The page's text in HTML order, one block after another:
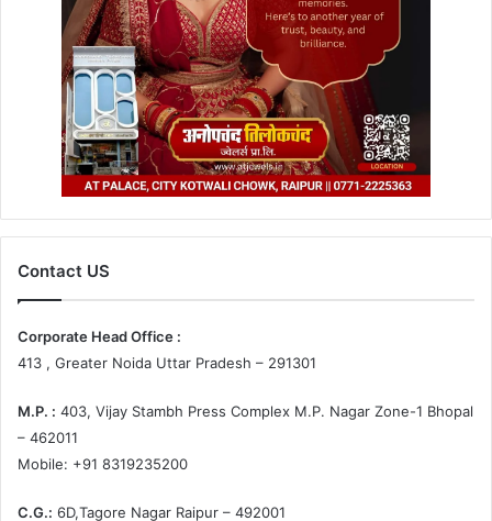
Contact US
Corporate Head Office :
413 , Greater Noida Uttar Pradesh – 291301
M.P. : 403, Vijay Stambh Press Complex M.P. Nagar Zone-1 Bhopal
– 462011
Mobile: +91 8319235200
C.G.: 6D,Tagore Nagar Raipur – 492001